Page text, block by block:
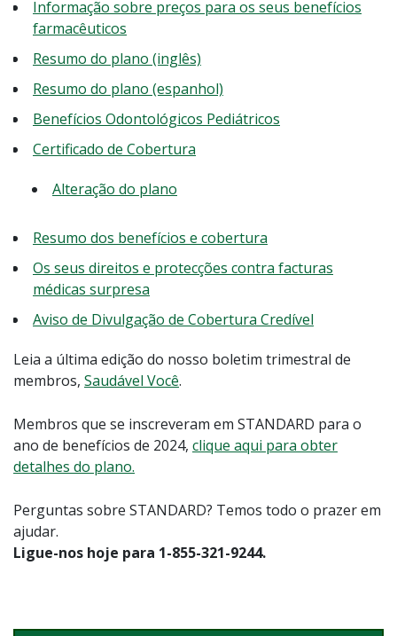
Informação sobre preços para os seus benefícios
farmacêuticos
Resumo do plano (inglês)
Resumo do plano (espanhol)
Benefícios Odontológicos Pediátricos
Certificado de Cobertura
Alteração do plano
Resumo dos benefícios e cobertura
Os seus direitos e protecções contra facturas
médicas surpresa
Aviso de Divulgação de Cobertura Credível
Leia a última edição do nosso boletim trimestral de
membros, Saudável Você.
Membros que se inscreveram em STANDARD para o
ano de benefícios de 2024, clique aqui para obter
detalhes do plano.
Perguntas sobre STANDARD? Temos todo o prazer em
ajudar.
Ligue-nos hoje para 1-855-321-9244.